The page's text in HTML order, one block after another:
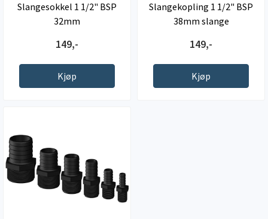
Slangesokkel 1 1/2" BSP
32mm
149,-
Kjøp
Slangekopling 1 1/2" BSP
38mm slange
149,-
Kjøp